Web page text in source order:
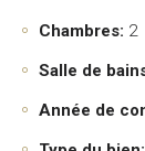
Chambres: 2
Salle de
Année de